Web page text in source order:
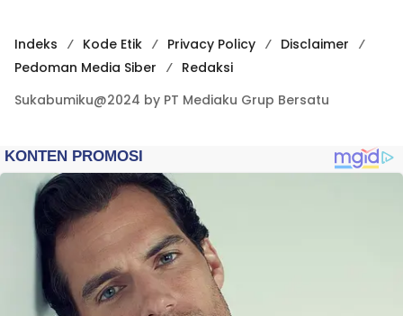
Indeks Kode Etik Privacy Policy
Disclaimer
Pedoman Media Siber
Redaksi
Sukabumiku@2024 by PT Mediaku Grup Bersatu